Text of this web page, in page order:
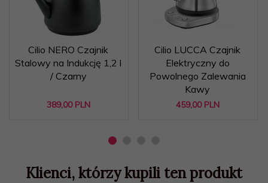
Cilio NERO Czajnik
Stalowy na Indukcję 1,2 l
/ Czarny
389,00 PLN
Cilio LUCCA Czajnik
Elektryczny do
Powolnego Zalewania
Kawy
459,00 PLN
Klienci, którzy kupili ten produkt